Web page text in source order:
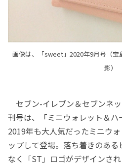
画像は、「sweet」2020年9月号（
影）
セブン-イレブン＆セブンネ
刊号は、「ミニウォレット＆ハ
2019年も大人気だったミニウ
ップして登場。落ち着きのあ
なく「ST」ロゴがデザインさ